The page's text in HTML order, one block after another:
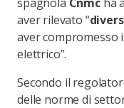
aver rilevato “
aver compromesso
elettrico”.
Secondo il
delle norme di